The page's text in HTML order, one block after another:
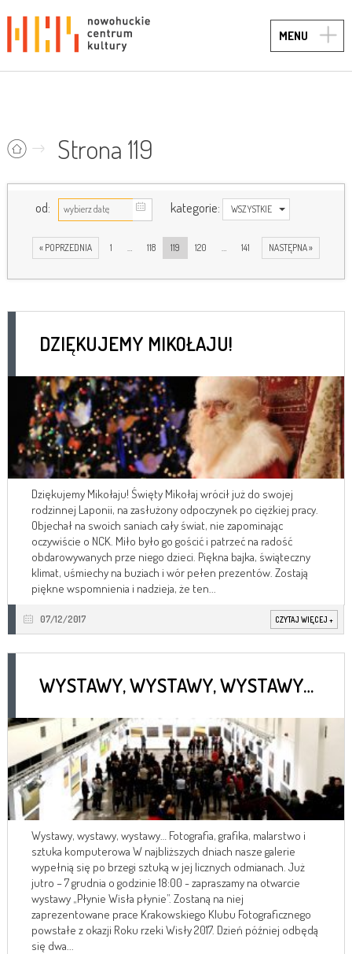
MENU
Strona 119
od: kategorie: WSZYSTKIE
« POPRZEDNIA 1 118 119 120 141 NASTĘPNA »
DZIĘKUJEMY MIKOŁAJU!
Dziękujemy Mikołaju! Święty Mikołaj wrócił już do swojej
rodzinnej Laponii, na zasłużony odpoczynek po ciężkiej pracy.
Objechał na swoich saniach cały świat, nie zapominając
oczywiście o NCK. Miło było go gościć i patrzeć na radość
obdarowywanych prze niego dzieci. Piękna bajka, świąteczny
klimat, uśmiechy na buziach i wór pełen prezentów. Zostają
piękne wspomnienia i nadzieja, że ten...
07/12/2017 CZYTAJ WIĘCEJ +
WYSTAWY, WYSTAWY, WYSTAWY…
Wystawy, wystawy, wystawy… Fotografia, grafika, malarstwo i
sztuka komputerowa W najbliższych dniach nasze galerie
wypełnią się po brzegi sztuką w jej licznych odmianach. Już
jutro – 7 grudnia o godzinie 18:00 - zapraszamy na otwarcie
wystawy „Płynie Wisła płynie”. Zostaną na niej
zaprezentowane prace Krakowskiego Klubu Fotograficznego
powstałe z okazji Roku rzeki Wisły 2017. Dzień później odbędą
się dwa...